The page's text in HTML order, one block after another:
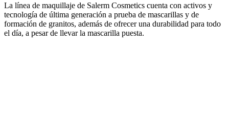
La línea de maquillaje de Salerm Cosmetics cuenta con activos y
tecnología de última generación a prueba de mascarillas y de
formación de granitos, además de ofrecer una durabilidad para todo
el día, a pesar de llevar la mascarilla puesta.